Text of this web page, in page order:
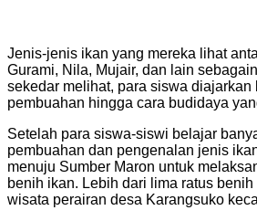
Jenis-jenis ikan yang mereka lihat
Gurami, Nila, Mujair, dan lain
sekedar melihat, para siswa diajarkan
pembuahan hingga cara budidaya
Setelah para siswa-siswi belajar
pembuahan dan pengenalan jenis
menuju Sumber Maron untuk
benih ikan. Lebih dari lima ratus
wisata perairan desa Karangsuko